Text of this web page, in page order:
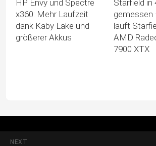
HP Envy und Spectre
x360: Mehr Laufzeit
dank Kaby Lake und
größerer Akkus
Starfield in
gemessen
läuft
AMD
7900 XTX
NEXT